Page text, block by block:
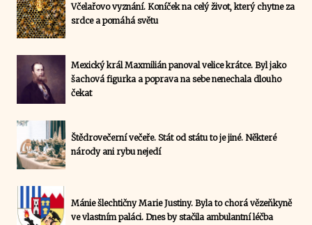
Včelařovo vyznání. Koníček na celý život, který chytne za
srdce a pomáhá světu
Mexický král Maxmilián panoval velice krátce. Byl jako
šachová figurka a poprava na sebe nenechala dlouho
čekat
Štědrovečerní večeře. Stát od státu to je jiné. Některé
národy ani rybu nejedí
Mánie šlechtičny Marie Justiny. Byla to chorá vězeňkyně
ve vlastním paláci. Dnes by stačila ambulantní léčba